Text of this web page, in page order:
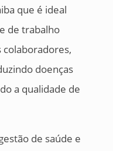
que é ideal
de trabalho
colaboradores,
doenças
a qualidade de
de saúde e